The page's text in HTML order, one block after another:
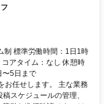
制 標準労働時間：1日1時
アタイム：なし 休憩時
〜5日まで
お任せします。 主な業務
スケジュールの管理、